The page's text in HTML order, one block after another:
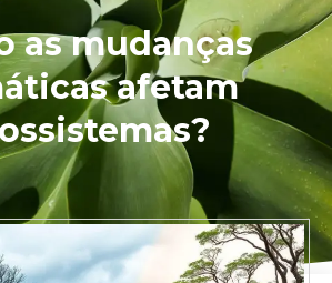
as mudanças
afetam